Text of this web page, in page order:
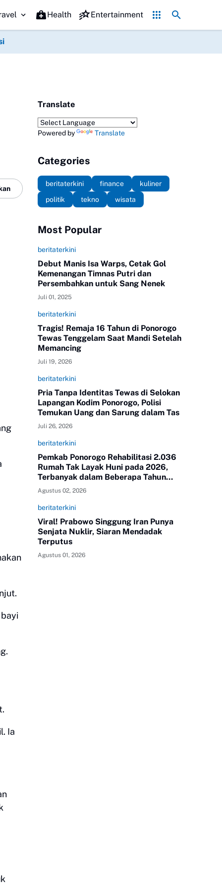
Komentar Nakes soal Pasien BPJS Bikin Geger,
Health Entertainment
Ia
Translate
Powered by Translate
Categories
beritaterkini finance
kuliner
politik
tekno wisata
Most Popular
beritaterkini
Debut Manis Isa Warps, Cetak Gol
Kemenangan Timnas Putri dan
Persembahkan untuk Sang Nenek
Juli 01, 2025
beritaterkini
Tragis! Remaja 16 Tahun di Ponorogo
Tewas Tenggelam Saat Mandi Setelah
Memancing
Juli 19, 2026
beritaterkini
Pria Tanpa Identitas Tewas di Selokan
Lapangan Kodim Ponorogo, Polisi
Temukan Uang dan Sarung dalam Tas
Juli 26, 2026
beritaterkini
Pemkab Ponorogo Rehabilitasi 2.036
Rumah Tak Layak Huni pada 2026,
Terbanyak dalam Beberapa Tahun
Terakhir
Agustus 02, 2026
beritaterkini
Viral! Prabowo Singgung Iran Punya
Senjata Nuklir, Siaran Mendadak
Terputus
Agustus 01, 2026